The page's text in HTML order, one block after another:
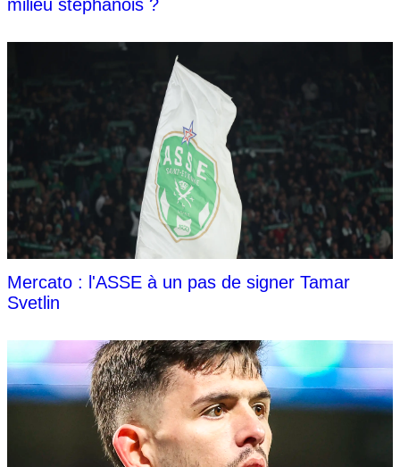
milieu stéphanois ?
Mercato : l'ASSE à un pas de signer Tamar
Svetlin